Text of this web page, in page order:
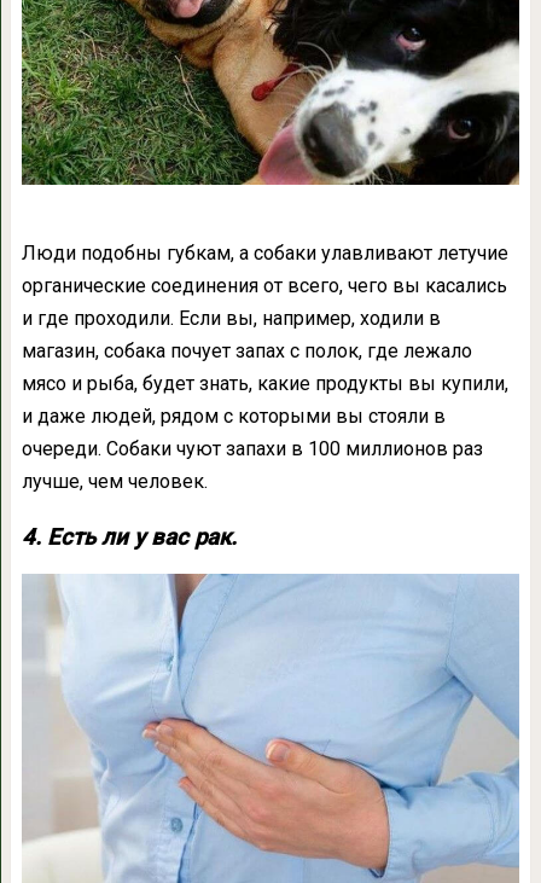
Люди подобны губкам, а собаки улавливают летучие
органические соединения от всего, чего вы касались
и где проходили. Если вы, например, ходили в
магазин, собака почует запах с полок, где лежало
мясо и рыба, будет знать, какие продукты вы купили,
и даже людей, рядом с которыми вы стояли в
очереди. Собаки чуют запахи в 100 миллионов раз
лучше, чем человек.
4. Есть ли у вас рак.